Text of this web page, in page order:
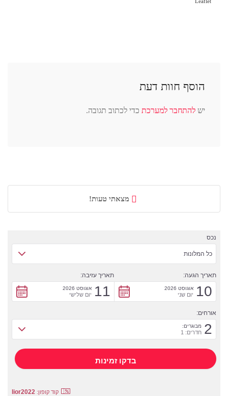
הוסף חוות דעת
יש להתחבר למערכת כדי לכתוב תגובה.
מצאתי טעות!
נכס
כל המלונות
תאריך הגעה:
10 אוגוסט 2026
יום שני
תאריך עזיבה:
11 אוגוסט 2026
יום שלישי
אורחים:
2 מבוגרים:
חדרים: 1
קוד קופון: lior2022